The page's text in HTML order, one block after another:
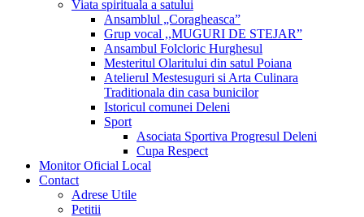
Viata spirituala a satului
Ansamblul „Coragheasca”
Grup vocal ,,MUGURI DE STEJAR”
Ansambul Folcloric Hurghesul
Mesteritul Olaritului din satul Poiana
Atelierul Mestesuguri si Arta Culinara
Traditionala din casa bunicilor
Istoricul comunei Deleni
Sport
Asociata Sportiva Progresul Deleni
Cupa Respect
Monitor Oficial Local
Contact
Adrese Utile
Petitii